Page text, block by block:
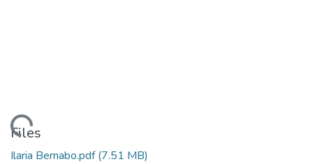
Loading...
Files
Ilaria Bernabo.pdf(7.51 MB)